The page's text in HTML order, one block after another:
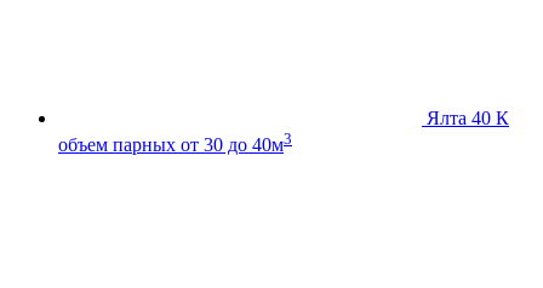
Ялта 40 К
объем парных от 30 до 40м3